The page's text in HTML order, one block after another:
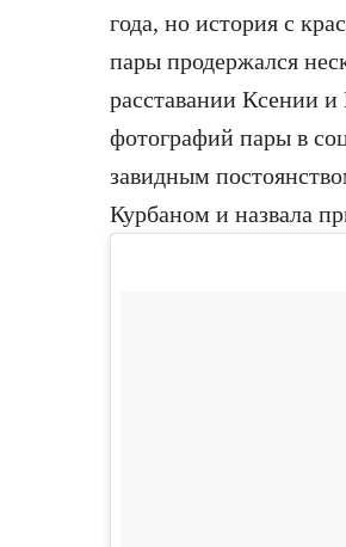
года, но история с
пары продержался
расставании Ксении и
фотографий пары в
завидным
Курбаном и назвала